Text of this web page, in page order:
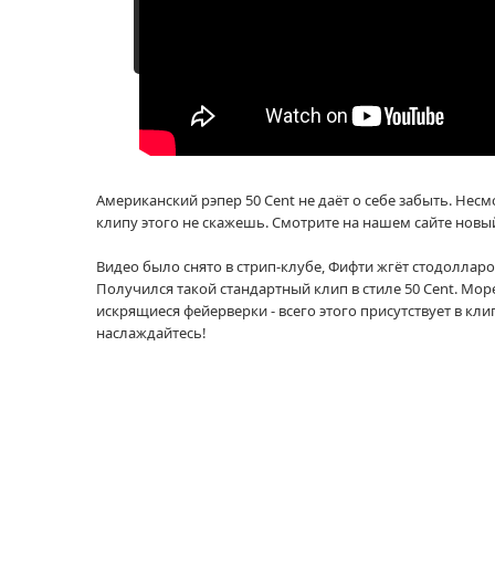
Смотреть
Американский рэпер 50 Cent не даёт о себе забыть.
клипу этого не скажешь. Смотрите на нашем сайте
Видео было снято в стрип-клубе, Фифти жгёт
Получился такой стандартный клип в стиле 50 Cent.
искрящиеся фейерверки - всего этого присутствует в
наслаждайтесь!